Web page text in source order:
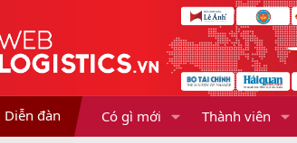
Diễn đàn Có gì mới Thành viên